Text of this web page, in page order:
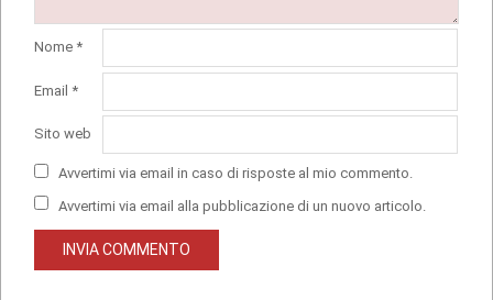
Nome *
Email *
Sito web
Avvertimi via email in caso di risposte al mio commento.
Avvertimi via email alla pubblicazione di un nuovo articolo.